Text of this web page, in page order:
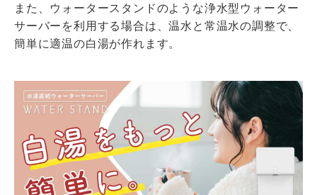
また、ウォータースタンドのような浄水型ウォーター
サーバーを利用する場合は、温水と常温水の調整で、
簡単に適温の白湯が作れます。